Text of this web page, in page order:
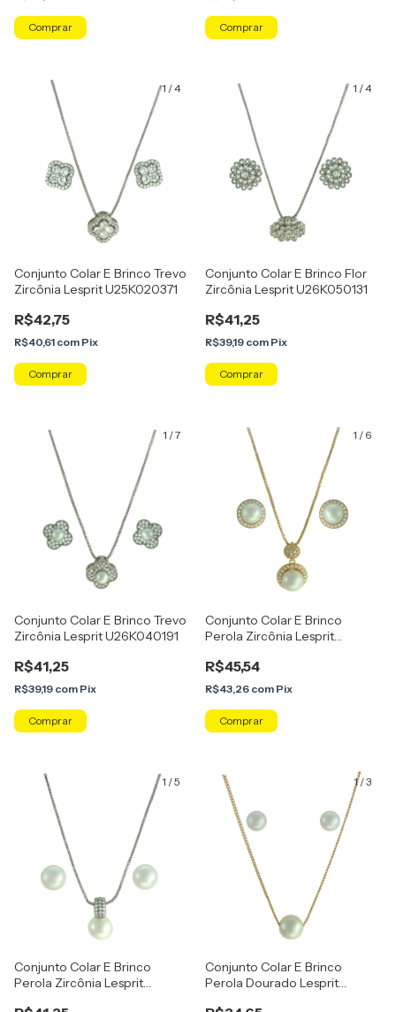
Comprar Comprar
1 /4
Conjunto Colar E Brinco Trevo
Zircônia Lesprit U25K020371
R$42,75
R$40,61 com Pix
1 /4
Conjunto Colar E Brinco Flor
Zircônia Lesprit U26K050131
R$41,25
R$39,19 com Pix
1 /7
Conjunto Colar E Brinco Trevo
Zircônia Lesprit U26K040191
R$41,25
R$39,19 com Pix
Comprar
1 / 6
Conjunto Colar E Brinco
Perola Zircônia Lesprit
R$45,54
R$43,26 com Pix
Comprar
1 /5
Conjunto Colar E Brinco
Perola Zircônia Lesprit
1/3
Conjunto Colar E Brinco
Perola Dourado Lesprit